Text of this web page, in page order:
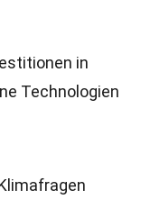
in
Technologien